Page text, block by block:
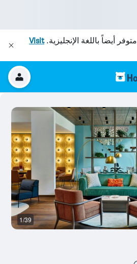
متوفر أيضاً باللغة الإنجليزية.Visit
1/39